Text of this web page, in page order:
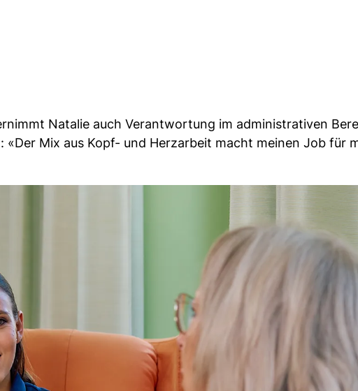
Natalie auch Verantwortung im administrativen
«Der Mix aus Kopf- und Herzarbeit macht meinen Job für